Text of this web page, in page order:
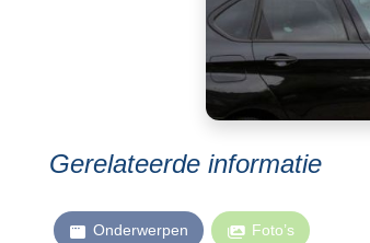
Gerelateerde informatie
Onderwerpen Foto’s